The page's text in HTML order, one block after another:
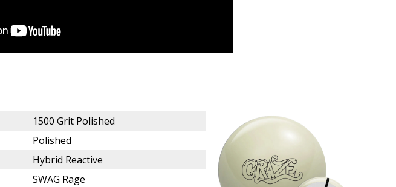
1500 Grit Polished
Polished
Hybrid Reactive
SWAG Rage